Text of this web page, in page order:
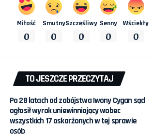
Miłość
0
Smutny
0
Szczęśliwy
0
Senny
0
Wściekły
0
TO JESZCZE PRZECZYTAJ
Po 28 latach od zabójstwa Iwony Cygan sąd
ogłosił wyrok uniewinniający wobec
wszystkich 17 oskarżonych w tej sprawie
osób